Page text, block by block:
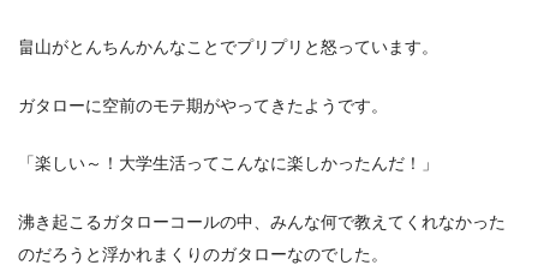
畠山がとんちんかんなことでプリプリと怒っています。
ガタローに空前のモテ期がやってきたようです。
「楽しい～！大学生活ってこんなに楽しかったんだ！」
沸き起こるガタローコールの中、みんな何で教えてくれなかった
のだろうと浮かれまくりのガタローなのでした。